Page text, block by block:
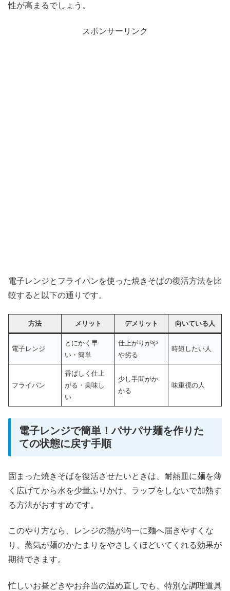
性が高まるでしょう。
スポンサーリンク
電子レンジとフライパンを使った焼きそばの復活方法を比
較すると以下の通りです。
方法 メリット デメリット 向いている人
電子レンジ
とにかく早
い・簡単
仕上がりがや
や劣る
時短したい人
フライパン
香ばしく仕上
がる・美味し
い
少し手間がか
かる
味重視の人
電子レンジで簡単！パサパサ麺を作りた
ての状態に戻す手順
固まった焼きそばを復活させたいときは、耐熱皿に麺を薄
く広げてから水を少量ふりかけ、ラップをしないで加熱す
る方法がおすすめです。
このやり方なら、レンジの熱が均一に麺へ届きやすくな
り、蒸気が麺のかたまりをやさしくほどいてくれる効果が
期待できます。
忙しいお昼どきやお弁当の温め直しでも、特別な調理道具